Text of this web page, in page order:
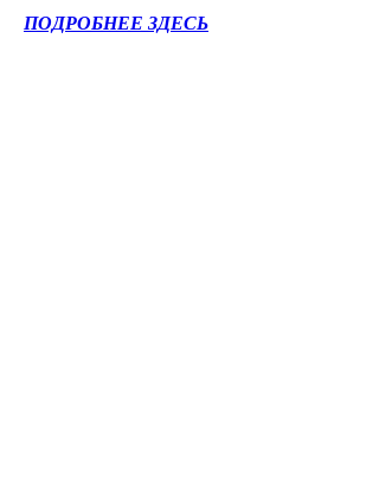
ПОДРОБНЕЕ ЗДЕСЬ